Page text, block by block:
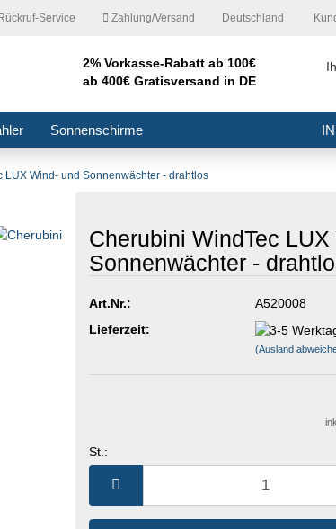
Rückruf-Service Zahlung/Versand Deutschland
Lieferland
Konto erstellen
Passwort vergessen?
2% Vorkasse-Rabatt ab 100€
ab 400€ Gratisversand in DE
Sonnenschirme
LUX Wind- und Sonnenwächter - drahtlos
Cherubini WindTec
Sonnenwächter -
Art.Nr.:
A520008
Lieferzeit:
(Ausland
St.: